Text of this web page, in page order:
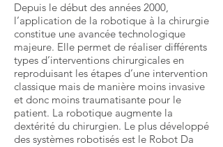
Depuis le début des années 2000,
l’application de la robotique à la chirurgie
constitue une avancée technologique
majeure. Elle permet de réaliser différents
types d’interventions chirurgicales en
reproduisant les étapes d’une intervention
classique mais de manière moins invasive
et donc moins traumatisante pour le
patient. La robotique augmente la
dextérité du chirurgien. Le plus développé
des systèmes robotisés est le Robot Da